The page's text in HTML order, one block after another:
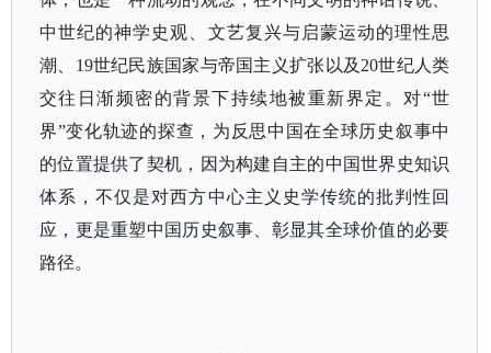
中世纪的神学史观、文艺复兴与启蒙运动的理性思
潮、19世纪民族国家与帝国主义扩张以及20世纪人类
交往日渐频密的背景下持续地被重新界定。对“世
界”变化轨迹的探查，为反思中国在全球历史叙事中
的位置提供了契机，因为构建自主的中国世界史知识
体系，不仅是对西方中心主义史学传统的批判性回
应，更是重塑中国历史叙事、彰显其全球价值的必要
路径。